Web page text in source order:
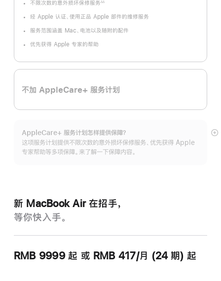
不限次数的意外损坏保修服务∆∆
经 Apple 认证、使用正品 Apple 部件的维修服务
服务范围涵盖 Mac、电池以及随附的配件
优先获得 Apple 专家的帮助
不加 AppleCare+ 服务计划
AppleCare+ 服务计划怎样提供保⁠障？
这项服务计划提供不限次数的意外损坏保修服务、优先获得 Apple
专家帮助等多项保障。来了解一下保障内容。
展
新 MacBook Air 在招手，
等你快入手。
RMB 9999起 或 RMB 417/月 (24 期) 起